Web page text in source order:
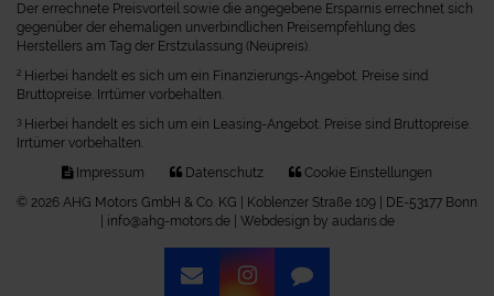
Der errechnete Preisvorteil sowie die angegebene Ersparnis errechnet sich
gegenüber der ehemaligen unverbindlichen Preisempfehlung des
Herstellers am Tag der Erstzulassung (Neupreis).
2 Hierbei handelt es sich um ein Finanzierungs-Angebot. Preise sind
Bruttopreise. Irrtümer vorbehalten.
3 Hierbei handelt es sich um ein Leasing-Angebot. Preise sind Bruttopreise.
Irrtümer vorbehalten.
Impressum
Datenschutz
Cookie Einstellungen
© 2026 AHG Motors GmbH & Co. KG | Koblenzer Straße 109 | DE-53177 Bonn
| info@ahg-motors.de | Webdesign by audaris.de